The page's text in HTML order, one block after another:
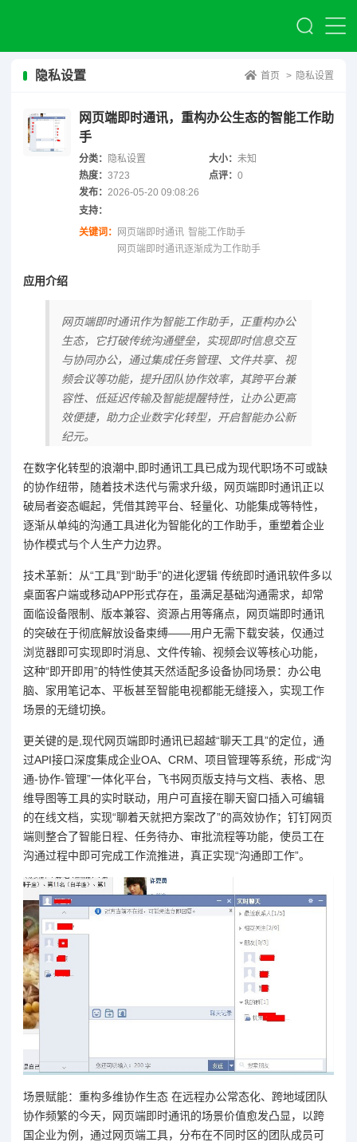
隐私设置 首页 > 隐私设置
网页端即时通讯，重构办公生态的智能工作助
手
分类： 隐私设置 大小：未知
热度： 3723 点评：0
发布： 2026-05-20 09:08:26
支持：
关键词：
网页端即时通讯 智能工作助手
网页端即时通讯逐渐成为工作助手
应用介绍
网页端即时通讯作为智能工作助手，正重构办公
生态，它打破传统沟通壁垒，实现即时信息交互
与协同办公，通过集成任务管理、文件共享、视
频会议等功能，提升团队协作效率，其跨平台兼
容性、低延迟传输及智能提醒特性，让办公更高
效便捷，助力企业数字化转型，开启智能办公新
纪元。
在数字化转型的浪潮中,即时通讯工具已成为现代职场不可或缺
的协作纽带，随着技术迭代与需求升级，网页端即时通讯正以
破局者姿态崛起，凭借其跨平台、轻量化、功能集成等特性，
逐渐从单纯的沟通工具进化为智能化的工作助手，重塑着企业
协作模式与个人生产力边界。
技术革新：从“工具”到“助手”的进化逻辑 传统即时通讯软件多以
桌面客户端或移动APP形式存在，虽满足基础沟通需求，却常
面临设备限制、版本兼容、资源占用等痛点，网页端即时通讯
的突破在于彻底解放设备束缚——用户无需下载安装，仅通过
浏览器即可实现即时消息、文件传输、视频会议等核心功能，
这种“即开即用”的特性使其天然适配多设备协同场景：办公电
脑、家用笔记本、平板甚至智能电视都能无缝接入，实现工作
场景的无缝切换。
更关键的是,现代网页端即时通讯已超越“聊天工具”的定位，通
过API接口深度集成企业OA、CRM、项目管理等系统，形成“沟
通-协作-管理”一体化平台，飞书网页版支持与文档、表格、思
维导图等工具的实时联动，用户可直接在聊天窗口插入可编辑
的在线文档，实现“聊着天就把方案改了”的高效协作；钉钉网页
端则整合了智能日程、任务待办、审批流程等功能，使员工在
沟通过程中即可完成工作流推进，真正实现“沟通即工作”。
场景赋能：重构多维协作生态 在远程办公常态化、跨地域团队
协作频繁的今天，网页端即时通讯的场景价值愈发凸显，以跨
国企业为例，通过网页端工具，分布在不同时区的团队成员可